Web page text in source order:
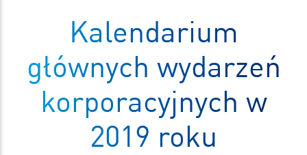
Kalendarium
głównych wydarzeń
korporacyjnych w
2019 roku